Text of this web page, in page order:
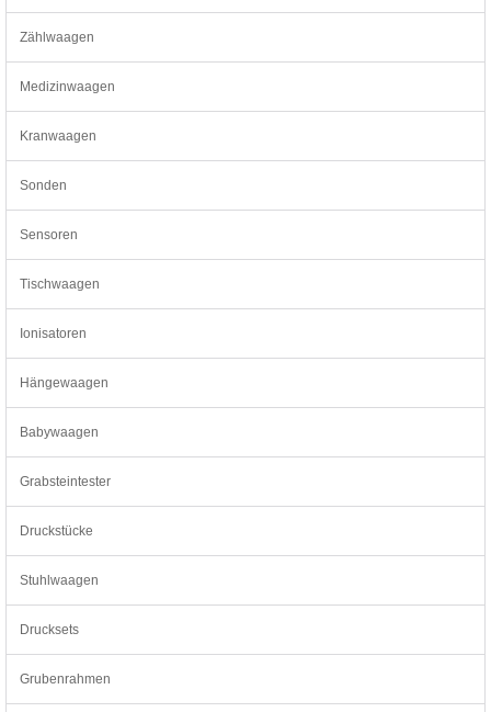
Zählwaagen
Medizinwaagen
Kranwaagen
Sonden
Sensoren
Tischwaagen
Ionisatoren
Hängewaagen
Babywaagen
Grabsteintester
Druckstücke
Stuhlwaagen
Drucksets
Grubenrahmen